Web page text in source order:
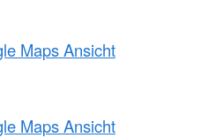
Maps Ansicht
Maps Ansicht